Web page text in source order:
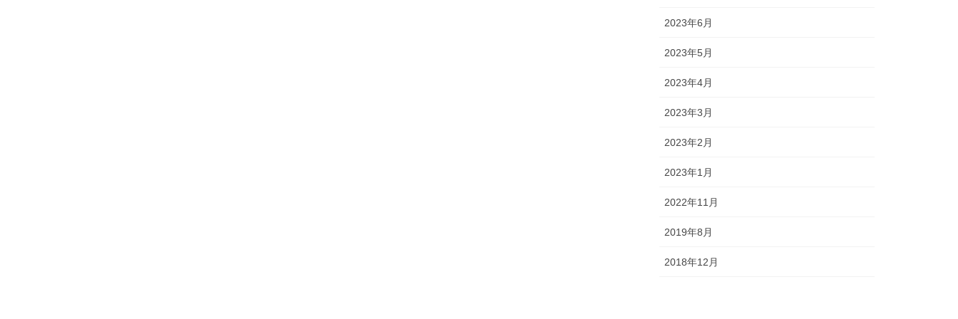
2023年6月
2023年5月
2023年4月
2023年3月
2023年2月
2023年1月
2022年11月
2019年8月
2018年12月